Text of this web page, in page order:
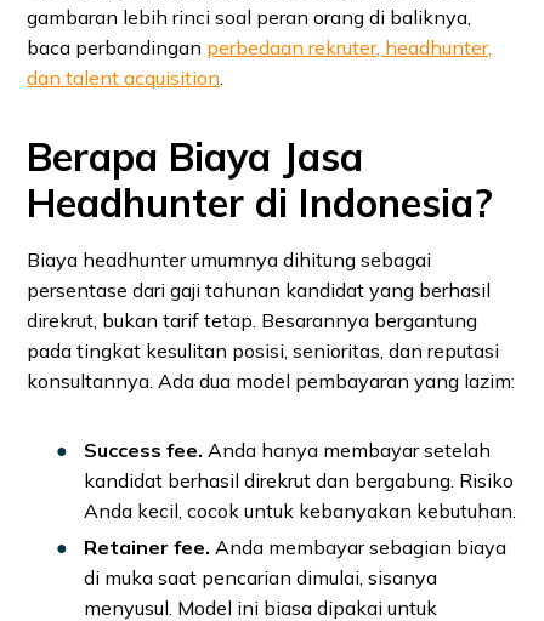
gambaran lebih rinci soal peran orang di baliknya,
baca perbandingan perbedaan rekruter, headhunter,
dan talent acquisition
Berapa Biaya Jasa
Headhunter di Indonesia?
Biaya headhunter umumnya dihitung sebagai
persentase dari gaji tahunan kandidat yang berhasil
direkrut, bukan tarif tetap. Besarannya bergantung
pada tingkat kesulitan posisi, senioritas, dan reputasi
konsultannya. Ada dua model pembayaran yang lazim:
Success fee. Anda hanya membayar setelah
kandidat berhasil direkrut dan bergabung. Risiko
Anda kecil, cocok untuk kebanyakan kebutuhan.
Retainer fee. Anda membayar sebagian biaya
di muka saat pencarian dimulai, sisanya
menyusul. Model ini biasa dipakai untuk